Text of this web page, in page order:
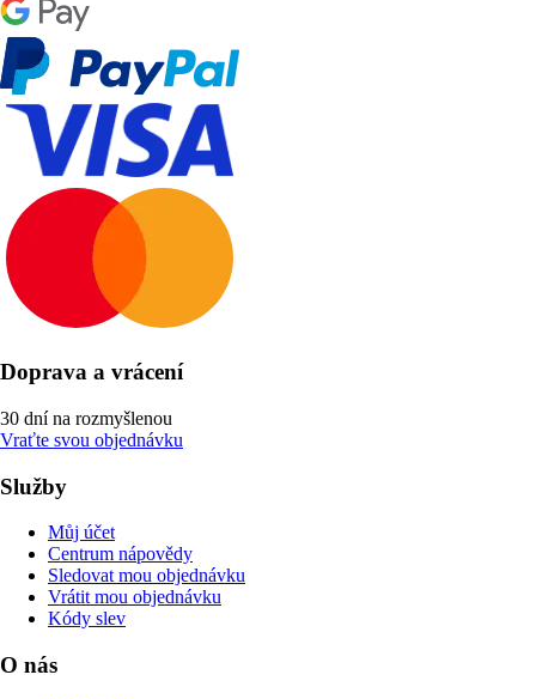
Doprava a vrácení
30 dní na rozmyšlenou
Vraťte svou objednávku
Služby
Můj účet
Centrum nápovědy
Sledovat mou objednávku
Vrátit mou objednávku
Kódy slev
O nás